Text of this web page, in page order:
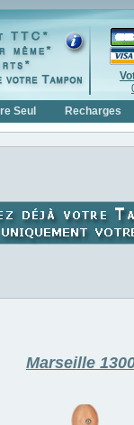
Seul Recharges
Marseille